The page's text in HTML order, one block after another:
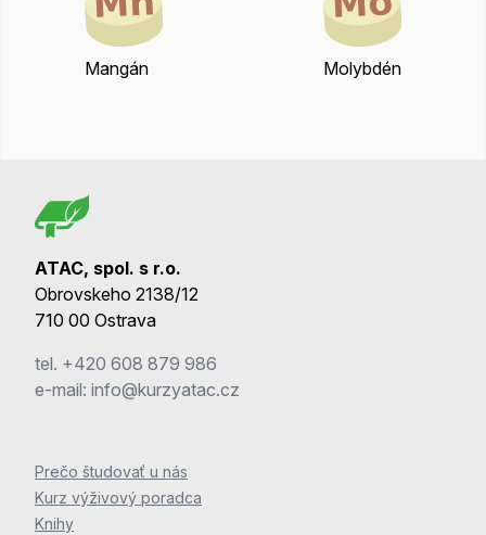
Mangán Molybdén
ATAC, spol. s r.o.
Obrovskeho 2138/12
710 00 Ostrava
tel. +420 608 879 986
e-mail: info@kurzyatac.cz
Prečo študovať u nás
Kurz výživový poradca
Knihy